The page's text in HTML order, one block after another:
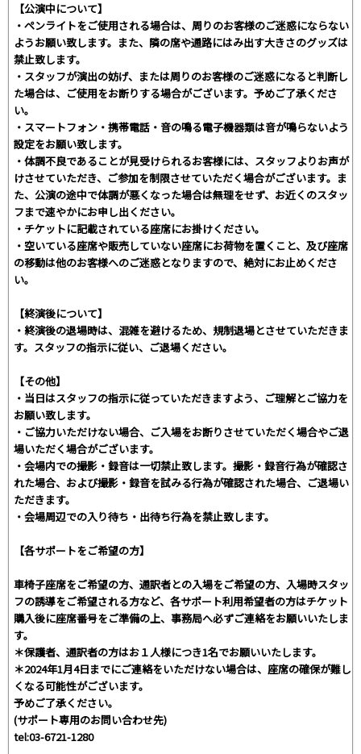
【公演中について】
・ペンライトをご使用される場合は、周りのお客様のご迷惑にならない
ようお願い致します。また、隣の席や通路にはみ出す大きさのグッズは
禁止致します。
・スタッフが演出の妨げ、または周りのお客様のご迷惑になると判断し
た場合は、ご使用をお断りする場合がございます。予めご了承くださ
い。
・スマートフォン・携帯電話・音の鳴る電子機器類は音が鳴らないよう
設定をお願い致します。
・体調不良であることが見受けられるお客様には、スタッフよりお声が
けさせていただき、ご参加を制限させていただく場合がございます。ま
た、公演の途中で体調が悪くなった場合は無理をせず、お近くのスタッ
フまで速やかにお申し出ください。
・チケットに記載されている座席にお掛けください。
・空いている座席や販売していない座席にお荷物を置くこと、及び座席
の移動は他のお客様へのご迷惑となりますので、絶対にお止めくださ
い。
【終演後について】
・終演後の退場時は、混雑を避けるため、規制退場とさせていただきま
す。スタッフの指示に従い、ご退場ください。
【その他】
・当日はスタッフの指示に従っていただきますよう、ご理解とご協力を
お願い致します。
・ご協力いただけない場合、ご入場をお断りさせていただく場合やご退
場いただく場合がございます。
・会場内での撮影・録音は一切禁止致します。撮影・録音行為が確認さ
れた場合、および撮影・録音を試みる行為が確認された場合、ご退場い
ただきます。
・会場周辺での入り待ち・出待ち行為を禁止致します。
【各サポートをご希望の方】
車椅子座席をご希望の方、通訳者との入場をご希望の方、入場時スタッ
フの誘導をご希望される方など、各サポート利用希望者の方はチケット
購入後に座席番号をご準備の上、事務局へ必ずご連絡をお願いいたしま
す。
＊保護者、通訳者の方はお１人様につき1名でお願いいたします。
＊2024年1月4日までにご連絡をいただけない場合は、座席の確保が難し
くなる可能性がございます。
予めご了承ください。
(サポート専用のお問い合わせ先)
tel:03-6721-1280